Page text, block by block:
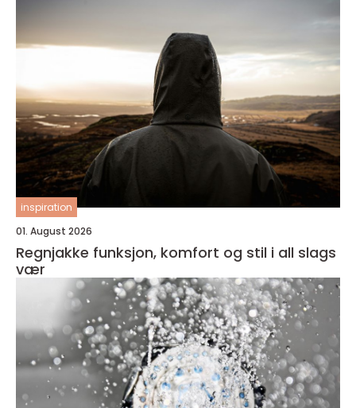
inspiration
01. August 2026
Regnjakke funksjon, komfort og stil i all slags
vær